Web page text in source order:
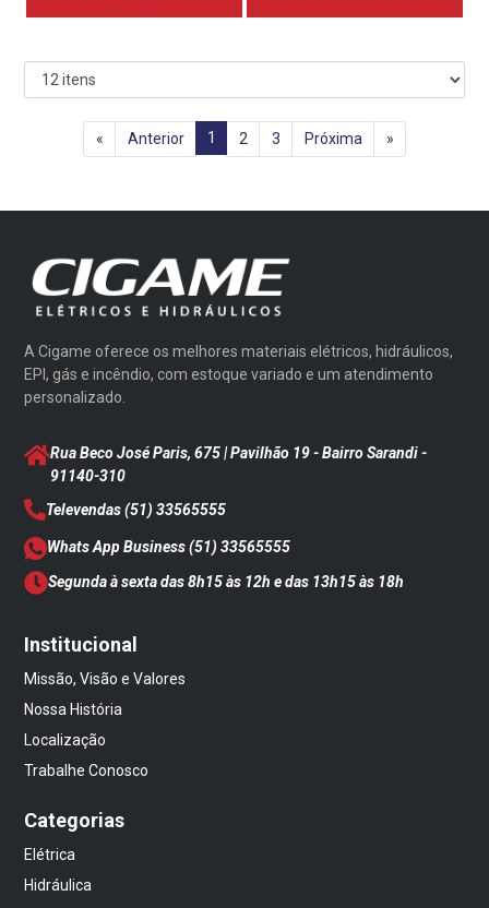
« Anterior 1 2 3 Próxima »
A Cigame oferece os melhores materiais elétricos, hidráulicos,
EPI, gás e incêndio, com estoque variado e um atendimento
personalizado.
Rua Beco José Paris, 675 | Pavilhão 19 - Bairro Sarandi-
91140-310
Televendas(51) 33565555
Whats App Business(51) 33565555
Segunda à sexta das 8h15 às 12h e das 13h15 às 18h
Institucional
Missão, Visão e Valores
Nossa História
Localização
Trabalhe Conosco
Categorias
Elétrica
Hidráulica